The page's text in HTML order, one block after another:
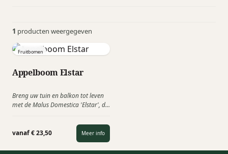
1 producten weergegeven
Fruitbomen
Appelboom Elstar
Breng uw tuin en balkon tot leven
met de Malus Domestica 'Elstar', de
Nederland! Deze prachtige boom
trakteert u niet alleen op een
sierlijke aanblik, maar ook op
heerlijke roodgele appels met een
vanaf € 23,50 Meer info